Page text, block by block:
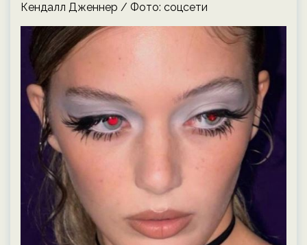
Кендалл Дженнер / Фото: соцсети